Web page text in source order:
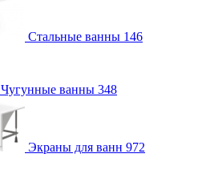
Стальные ванны 146
Чугунные ванны 348
Экраны для ванн 972